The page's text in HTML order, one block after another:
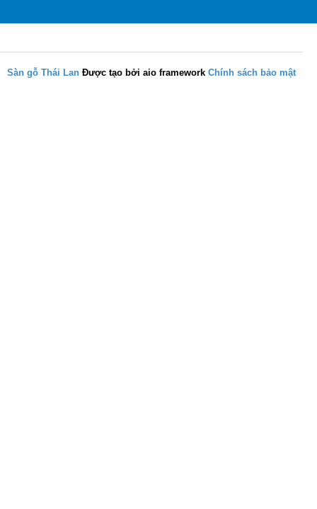
Sàn gỗ Thái Lan Được tạo bởi aio framework Chính sách bảo mật